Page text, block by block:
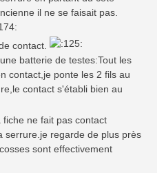
il ne se faisait pas.
contact.
batterie de testes:Tout les
contact,je ponte les 2 fils au
contact s'établi bien au
ne fait pas contact
serrure.je regarde de plus près
sont effectivement